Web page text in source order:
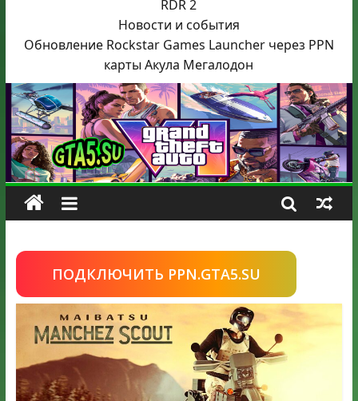
RDR 2
Новости и события
Обновление Rockstar Games Launcher через PPN
карты Акула Мегалодон
ПОДКЛЮЧИТЬ PPN.GTA5.SU